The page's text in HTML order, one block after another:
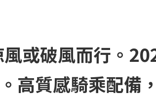
或破風而行。
高質感騎乘配備